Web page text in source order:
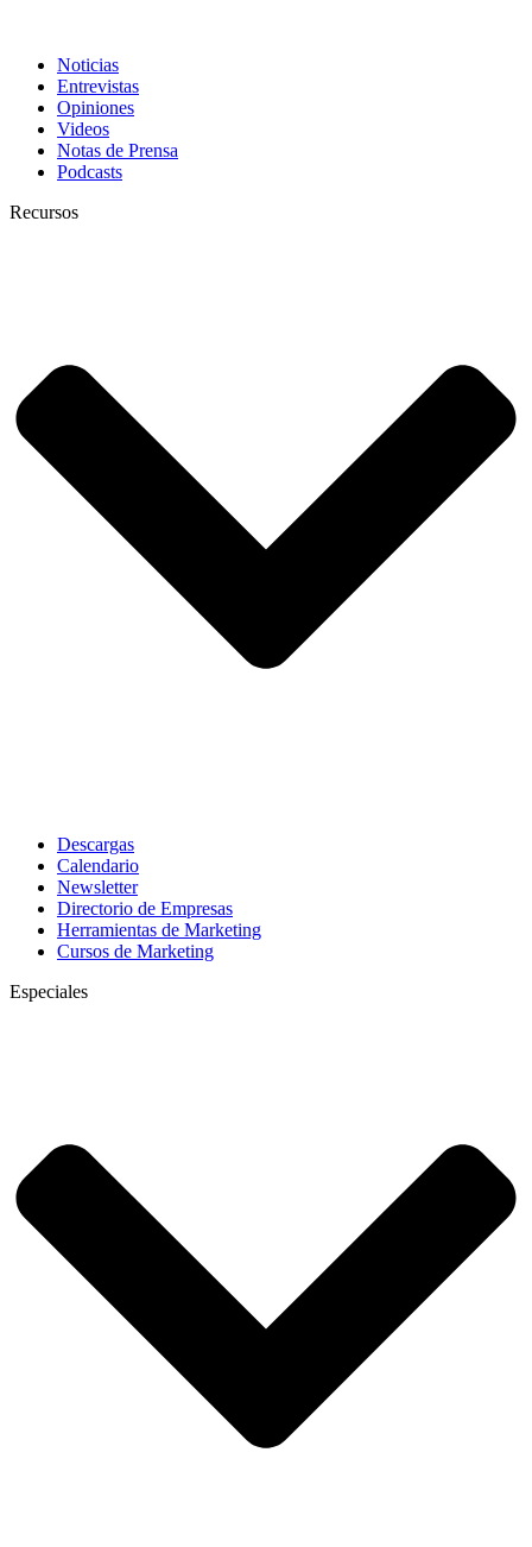
Noticias
Entrevistas
Opiniones
Videos
Notas de Prensa
Podcasts
Recursos
Descargas
Calendario
Newsletter
Directorio de Empresas
Herramientas de Marketing
Cursos de Marketing
Especiales